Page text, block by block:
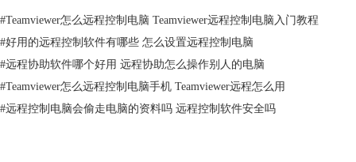
#Teamviewer怎么远程控制电脑 Teamviewer远程控制电脑入门教程
#好用的远程控制软件有哪些 怎么设置远程控制电脑
#远程协助软件哪个好用 远程协助怎么操作别人的电脑
#Teamviewer怎么远程控制电脑手机 Teamviewer远程怎么用
#远程控制电脑会偷走电脑的资料吗 远程控制软件安全吗